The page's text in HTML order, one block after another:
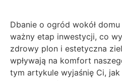
Dbanie o ogród wokół
ważny etap inwestycji, co
zdrowy plon i estetyczna
wpływają na komfort
tym artykule wyjaśnię Ci,